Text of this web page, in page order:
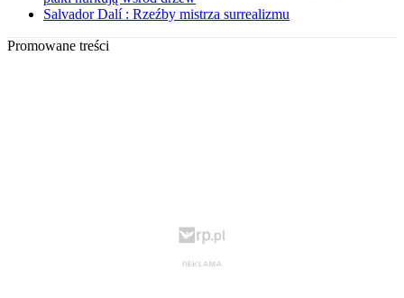
Salvador Dalí : Rzeźby mistrza surrealizmu
Promowane treści